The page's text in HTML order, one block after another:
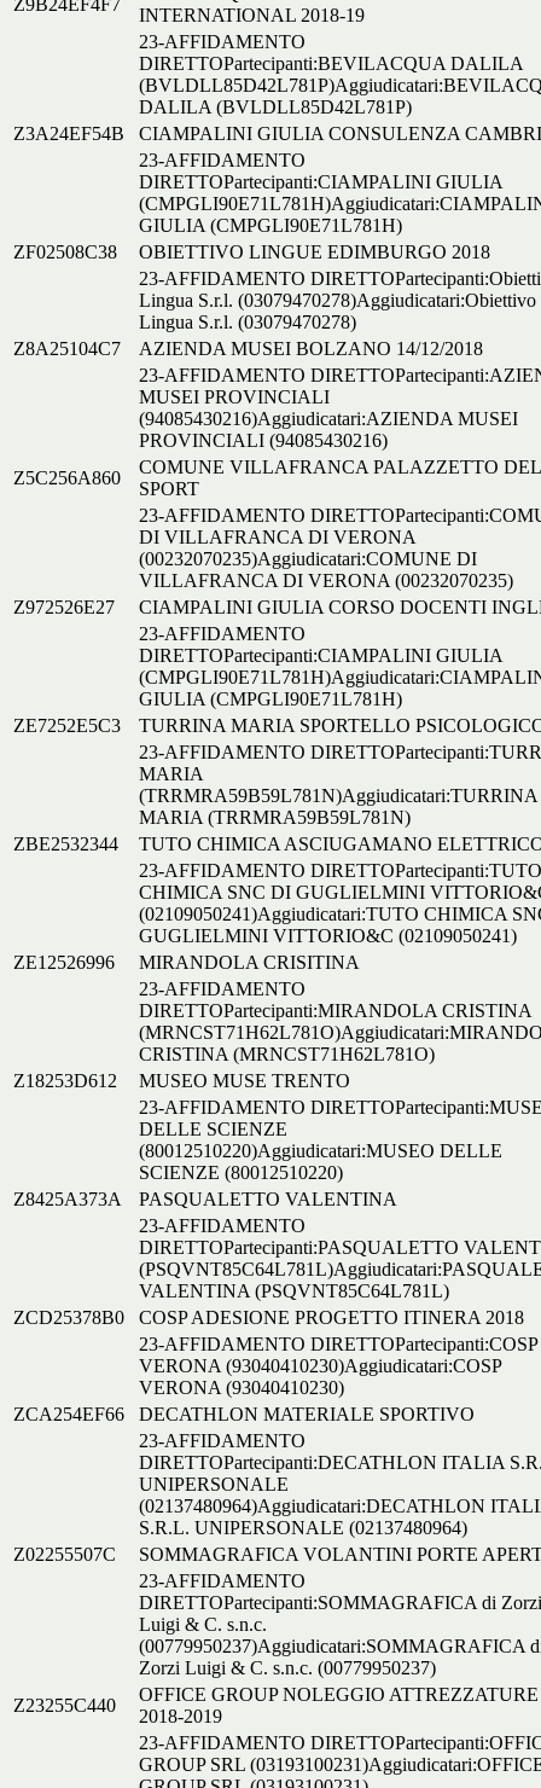
Z9B24EF4F7
INTERNATIONAL 2018-19
23-AFFIDAMENTO
DIRETTOPartecipanti:BEVILACQUA DALILA
DALILA (BVLDLL85D42L781P)
Z3A24EF54B
CIAMPALINI GIULIA CONSULENZA
23-AFFIDAMENTO
DIRETTOPartecipanti:CIAMPALINI GIULIA
GIULIA (CMPGLI90E71L781H)
ZF02508C38
OBIETTIVO LINGUE EDIMBURGO 2018
23-AFFIDAMENTO
Lingua S.r.l. (03079470278)Aggiudicatari:Obiettivo
Lingua S.r.l. (03079470278)
Z8A25104C7
AZIENDA MUSEI BOLZANO 14/12/2018
23-AFFIDAMENTO
MUSEI PROVINCIALI
(94085430216)Aggiudicatari:AZIENDA MUSEI
PROVINCIALI (94085430216)
Z5C256A860
COMUNE VILLAFRANCA PALAZZETTO
SPORT
23-AFFIDAMENTO
DI VILLAFRANCA DI VERONA
(00232070235)Aggiudicatari:COMUNE DI
VILLAFRANCA DI VERONA (00232070235)
Z972526E27
CIAMPALINI GIULIA CORSO DOCENTI
23-AFFIDAMENTO
DIRETTOPartecipanti:CIAMPALINI GIULIA
GIULIA (CMPGLI90E71L781H)
ZE7252E5C3
TURRINA MARIA SPORTELLO
23-AFFIDAMENTO
MARIA
(TRRMRA59B59L781N)Aggiudicatari:TURRINA
MARIA (TRRMRA59B59L781N)
ZBE2532344
TUTO CHIMICA ASCIUGAMANO
23-AFFIDAMENTO DIRETTOPartecipanti:TUTO
CHIMICA SNC DI GUGLIELMINI
(02109050241)Aggiudicatari:TUTO CHIMICA
GUGLIELMINI VITTORIO&C (02109050241)
ZE12526996
MIRANDOLA CRISITINA
23-AFFIDAMENTO
DIRETTOPartecipanti:MIRANDOLA CRISTINA
CRISTINA (MRNCST71H62L781O)
Z18253D612
MUSEO MUSE TRENTO
23-AFFIDAMENTO
DELLE SCIENZE
(80012510220)Aggiudicatari:MUSEO DELLE
SCIENZE (80012510220)
Z8425A373A
PASQUALETTO VALENTINA
23-AFFIDAMENTO
DIRETTOPartecipanti:PASQUALETTO
VALENTINA (PSQVNT85C64L781L)
ZCD25378B0
COSP ADESIONE PROGETTO ITINERA 2018
23-AFFIDAMENTO DIRETTOPartecipanti:COSP
VERONA (93040410230)Aggiudicatari:COSP
VERONA (93040410230)
ZCA254EF66
DECATHLON MATERIALE SPORTIVO
23-AFFIDAMENTO
DIRETTOPartecipanti:DECATHLON ITALIA
UNIPERSONALE
(02137480964)Aggiudicatari:DECATHLON
S.R.L. UNIPERSONALE (02137480964)
Z02255507C
SOMMAGRAFICA VOLANTINI PORTE
23-AFFIDAMENTO
DIRETTOPartecipanti:SOMMAGRAFICA di Zorzi
Luigi & C. s.n.c.
(00779950237)Aggiudicatari:SOMMAGRAFICA
Zorzi Luigi & C. s.n.c. (00779950237)
Z23255C440
OFFICE GROUP NOLEGGIO ATTREZZATURE
2018-2019
23-AFFIDAMENTO
GROUP SRL